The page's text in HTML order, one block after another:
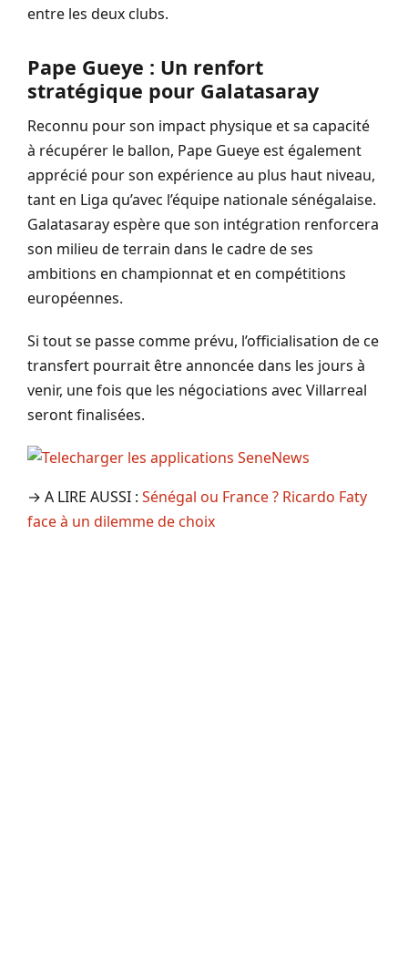
entre les deux clubs.
Pape Gueye : Un renfort
stratégique pour Galatasaray
Reconnu pour son impact physique et sa capacité
à récupérer le ballon, Pape Gueye est également
apprécié pour son expérience au plus haut niveau,
tant en Liga qu’avec l’équipe nationale sénégalaise.
Galatasaray espère que son intégration renforcera
son milieu de terrain dans le cadre de ses
ambitions en championnat et en compétitions
européennes.
Si tout se passe comme prévu, l’officialisation de ce
transfert pourrait être annoncée dans les jours à
venir, une fois que les négociations avec Villarreal
seront finalisées.
→ A LIRE AUSSI : Sénégal ou France ? Ricardo Faty
face à un dilemme de choix